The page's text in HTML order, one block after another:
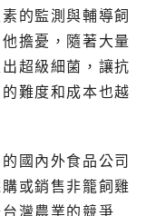
的監測與輔導飼
擔憂，隨著大量
超級細菌，讓抗
難度和成本也越
國內外食品公司
或銷售非籠飼雞
灣農業的競爭